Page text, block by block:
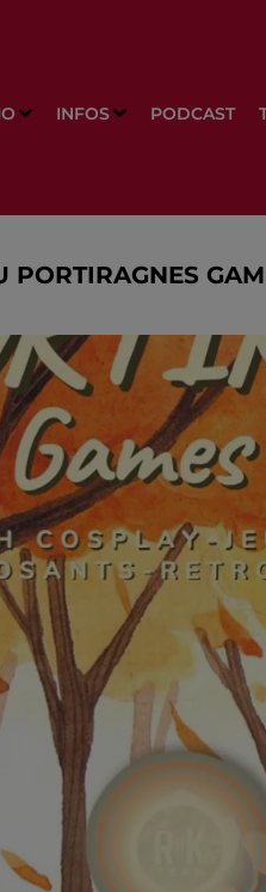
INFOS PODCAST
PORTIRAGNES